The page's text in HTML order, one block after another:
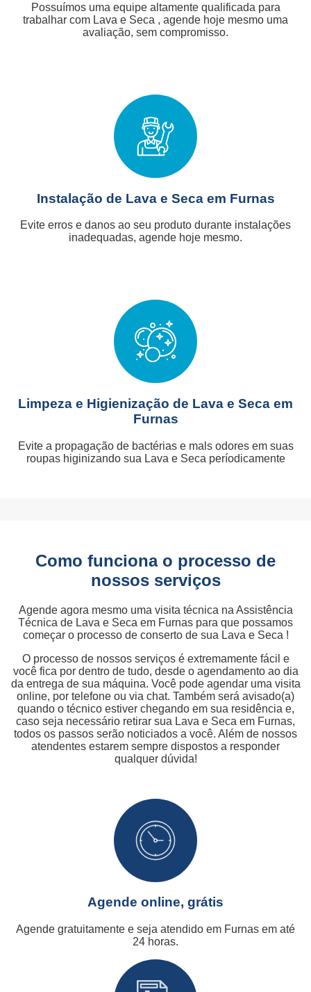
Possuímos uma equipe altamente qualificada para
trabalhar com Lava e Seca , agende hoje mesmo uma
avaliação, sem compromisso.
Instalação de Lava e Seca em Furnas
Evite erros e danos ao seu produto durante instalações
inadequadas, agende hoje mesmo.
Limpeza e Higienização de Lava e Seca em
Furnas
Evite a propagação de bactérias e mals odores em suas
roupas higinizando sua Lava e Seca períodicamente
Como funciona o processo de
nossos serviços
Agende agora mesmo uma visita técnica na Assistência
Técnica de Lava e Seca em Furnas para que possamos
começar o processo de conserto de sua Lava e Seca !
O processo de nossos serviços é extremamente fácil e
você fica por dentro de tudo, desde o agendamento ao dia
da entrega de sua máquina. Você pode agendar uma visita
online, por telefone ou via chat. Também será avisado(a)
quando o técnico estiver chegando em sua residência e,
caso seja necessário retirar sua Lava e Seca em Furnas,
todos os passos serão noticiados a você. Além de nossos
atendentes estarem sempre dispostos a responder
qualquer dúvida!
Agende online, grátis
Agende gratuitamente e seja atendido em Furnas em até
24 horas.